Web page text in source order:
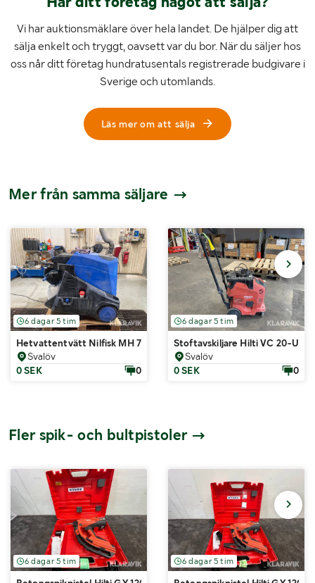
Vi har auktionsmäklare över hela landet. De hjälper dig att
sälja enkelt och tryggt, oavsett var du bor. När du säljer hos
oss når ditt företag hundratusentals registrerade budgivare i
Sverige och utomlands.
Läs mer om att sälja
Mer från samma säljare
6 dagar 5 tim
Hetvattentvätt Nilfisk MH 7P-180/1260
Svalöv
0 SEK
0
6 dagar 5 tim
Stoftavskiljare Hilti VC 20-UM-
Svalöv
0 SEK
0
Fler spik- och bultpistoler
6 dagar 5 tim 6 dagar 5 tim